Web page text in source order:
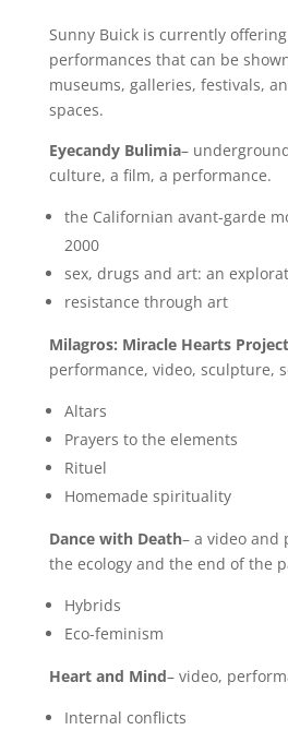
Sunny Buick is currently
performances that can be
museums, galleries, festivals,
spaces.
Eyecandy Bulimia–
culture, a film, a performance.
the Californian avant-garde
2000
sex, drugs and art: an
resistance through art
Milagros: Miracle Hearts Project
performance, video, sculpture,
Altars
Prayers to the elements
Rituel
Homemade spirituality
Dance with Death– a video and
the ecology and the end of the
Hybrids
Eco-feminism
Heart and Mind– video,
Internal conflicts